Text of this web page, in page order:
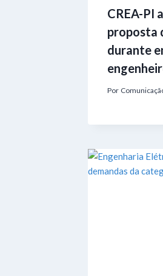
CREA-PI
proposta
durante
Por